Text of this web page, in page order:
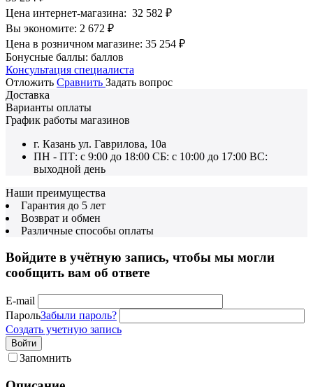
Цена интернет-магазина: 32 582 ₽
Вы экономите: 2 672 ₽
Цена в розничном магазине: 35 254 ₽
Бонусные баллы: баллов
Консультация специалиста
Отложить Сравнить Задать вопрос
Доставка
Варианты оплаты
График работы магазинов
г. Казань ул. Гаврилова, 10а
ПН - ПТ: с 9:00 до 18:00 СБ: с 10:00 до 17:00 ВС:
выходной день
Наши преимущества
Гарантия до 5 лет
Возврат и обмен
Различные способы оплаты
Войдите в учётную запись, чтобы мы могли
сообщить вам об ответе
E-mail
ПарольЗабыли пароль?
Создать учетную запись
Войти
Запомнить